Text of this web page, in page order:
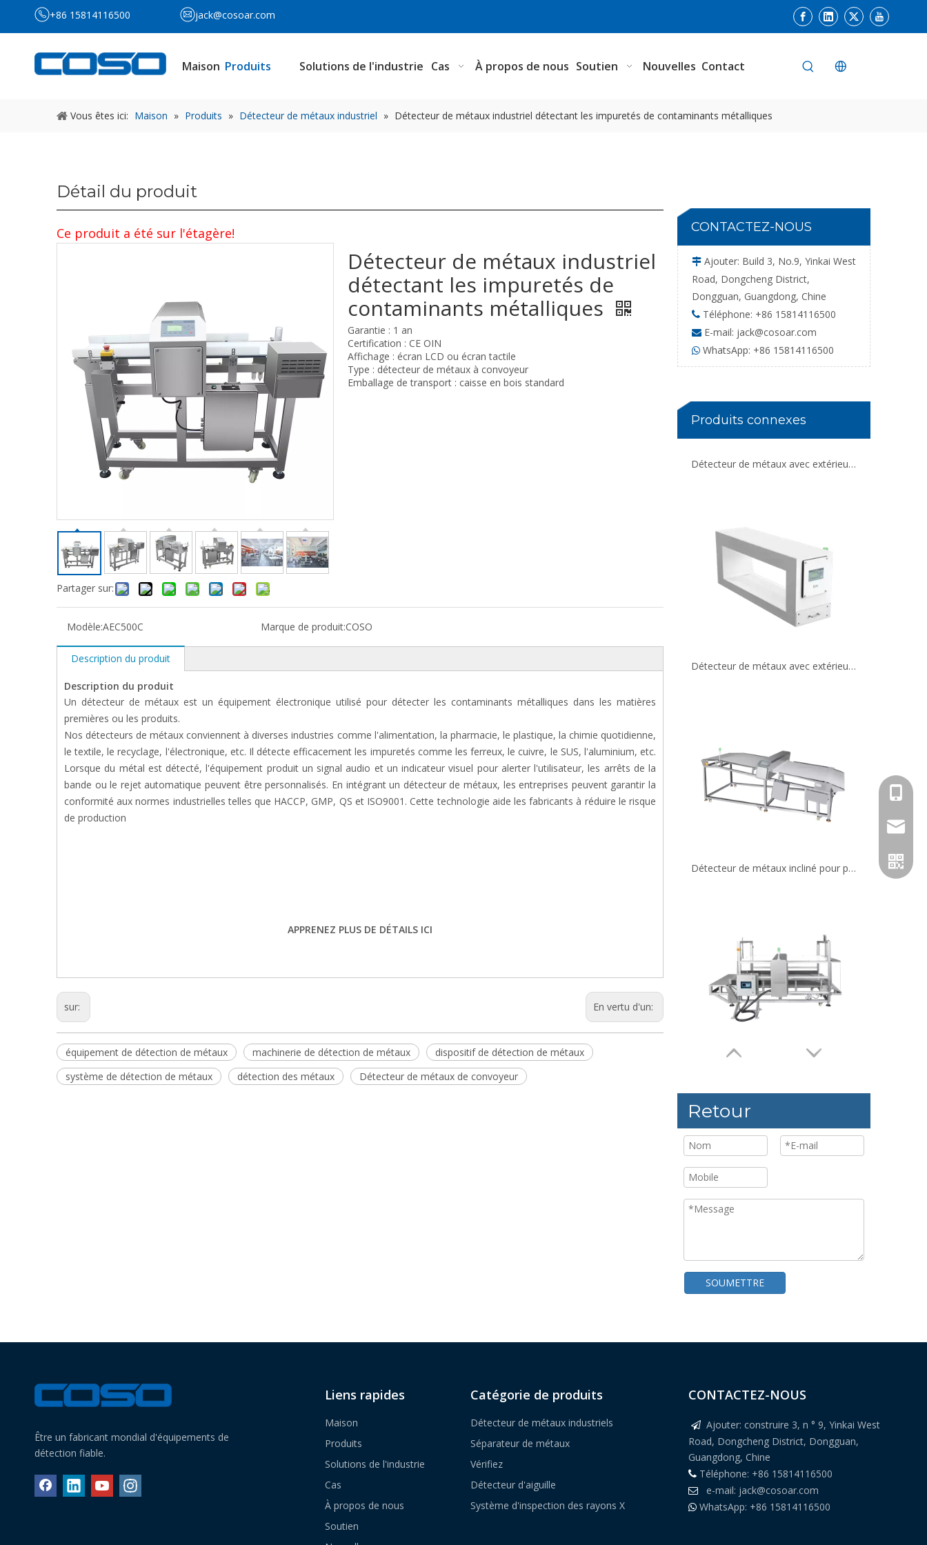
+86 15814116500 jack@cosoar.com
Maison Produits Solutions de l'industrie Cas À propos de nous Soutien Nouvelles Contact
Vous êtes ici: Maison » Produits » Détecteur de métaux industriel » Détecteur de métaux industriel détectant les impuretés de contaminants métalliques
Détail du produit
Ce produit a été sur l'étagère!
Partager sur:
Détecteur de métaux industriel
détectant les impuretés de
contaminants métalliques
Garantie : 1 an
Certification : CE OIN
Affichage : écran LCD ou écran tactile
Type : détecteur de métaux à convoyeur
Emballage de transport : caisse en bois standard
Modèle:AEC500C Marque de produit:COSO
Description du produit
Description du produit
Un détecteur de métaux est un équipement électronique utilisé pour détecter les contaminants métalliques dans les matières
premières ou les produits.
Nos détecteurs de métaux conviennent à diverses industries comme l'alimentation, la pharmacie, le plastique, la chimie quotidienne,
le textile, le recyclage, l'électronique, etc. Il détecte efficacement les impuretés comme les ferreux, le cuivre, le SUS, l'aluminium, etc.
Lorsque du métal est détecté, l'équipement produit un signal audio et un indicateur visuel pour alerter l'utilisateur, les arrêts de la
bande ou le rejet automatique peuvent être personnalisés. En intégrant un détecteur de métaux, les entreprises peuvent garantir la
conformité aux normes industrielles telles que HACCP, GMP, QS et ISO9001. Cette technologie aide les fabricants à réduire le risque
de production
APPRENEZ PLUS DE DÉTAILS ICI
sur: En vertu d'un:
équipement de détection de métaux machinerie de détection de métaux
dispositif de détection de métaux
système de détection de métaux
détection des métaux Détecteur de métaux de convoyeur
CONTACTEZ-NOUS
 Ajouter: Build 3, No.9, Yinkai West
Road, Dongcheng District,
Dongguan, Guangdong, Chine
 Téléphone: +86 15814116500
 E-mail: jack@cosoar.com
 WhatsApp: +86 15814116500
Produits connexes
Détecteur de métaux intelligent numérique à double capteur
Détecteur de métaux avec rejet gauche et droite pour les collations
Détecteur de métaux avec rejet par levier poussoir pour petits emballages
Retour
SOUMETTRE
Être un fabricant mondial d'équipements de
détection fiable.
+86
Liens rapides
Maison
Produits
Solutions de l'industrie
Cas
À propos de nous
Soutien
Catégorie de produits
Détecteur de métaux industriels
Séparateur de métaux
Vérifiez
Détecteur d'aiguille
Système d'inspection des rayons X
CONTACTEZ-NOUS
 Ajouter: construire 3, n ° 9, Yinkai West
Road, Dongcheng District, Dongguan,
Guangdong, Chine
Téléphone: +86 15814116500
 e-mail: jack@cosoar.com
WhatsApp: +86 15814116500